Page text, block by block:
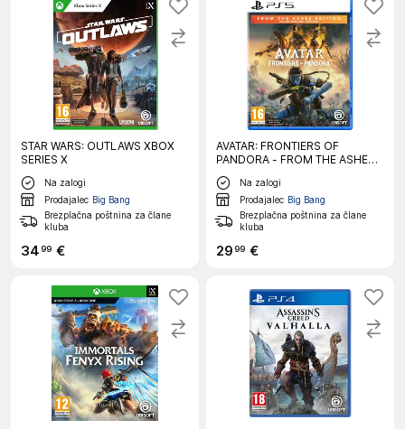
STAR WARS: OUTLAWS XBOX
SERIES X
Na zalogi
Prodajalec Big Bang
Brezplačna poštnina za člane
kluba
3499 €
AVATAR: FRONTIERS OF
PANDORA - FROM THE ASHES
EDITION igra za PS5
Na zalogi
Prodajalec Big Bang
Brezplačna poštnina za člane
kluba
2999 €